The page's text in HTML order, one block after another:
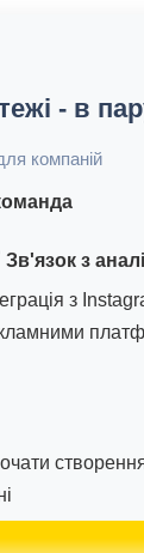
- в
компаній
Зв'язок з
з